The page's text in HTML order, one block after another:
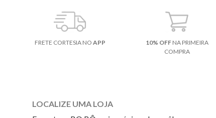
FRETE CORTESIA NO APP 10% OFFNA PRIMEIRA
COMPRA
LOCALIZE UMA LOJA